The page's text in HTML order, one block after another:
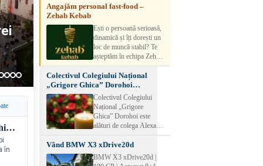
în
-
Colectivul Colegiului Național „Grigore Ghica” Dorohoi transmite sincere condoleanțe
în
aibă experiență și atestat
detalii, vă rog să sunați la
numărul de telefon.
Angajăm personal fast-food –
Zehab Kebab
Ești o persoană serioasă,
dinamică și îți dorești un
loc de muncă stabil? Te
așteptăm în echipa Zehab
Kebab! Posturi
disponibile: -
SHAORMAR AJUTOR
BUCATAR 2/posturi -
LUCRATOR
COMERCIAL
VANZATOR /2 posturi
muncă Program flexibil
Salariu motivant, în
funcție de experienț
Colectivul Colegiului Național
„Grigore Ghica” Dorohoi
transmite sincere condoleanțe
Colectivul Colegiului
Național „Grigore
Ghica” Dorohoi este
alături de colega Alexa
Lăcrămioara la trecerea în
neființă a soțului și
transmite sincere
condoleanțe familiei.
Vând BMW X3 xDrive20d
BMW X3 xDrive20d |